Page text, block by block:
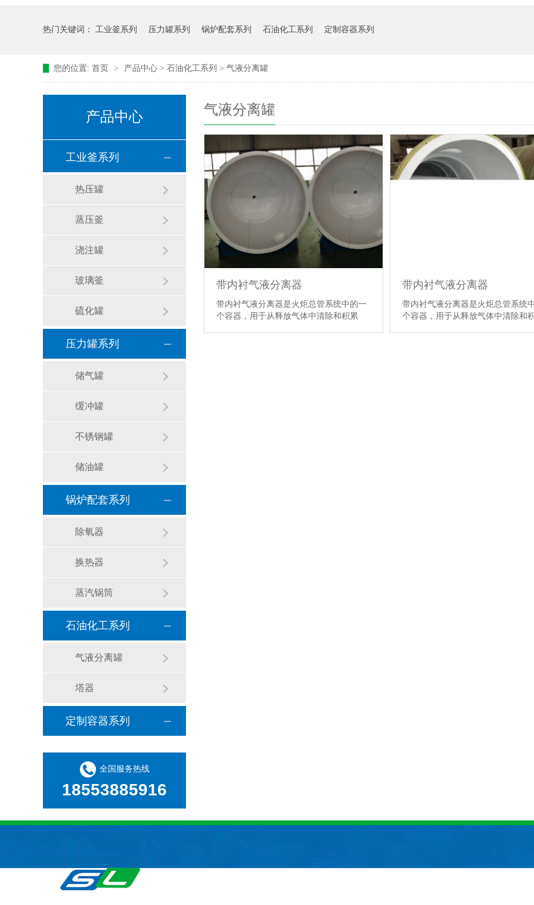
热门关键词： 工业釜系列 压力罐系列 锅炉配套系列 石油化工系列 定制容器系列
您的位置: 首页 > 产品中心 > 石油化工系列 > 气液分离罐
产品中心
工业釜系列
热压罐
蒸压釜
浇注罐
玻璃釜
硫化罐
压力罐系列
储气罐
缓冲罐
不锈钢罐
储油罐
锅炉配套系列
除氧器
换热器
蒸汽锅筒
石油化工系列
气液分离罐
塔器
定制容器系列
全国服务热线
18553885916
气液分离罐
带内衬气液分离器
带内衬气液分离器是火炬总管系统中的一
个容器，用于从释放气体中清除和积累
带内衬气液分离器
带内衬气液分离器是火炬总管系统
个容器，用于从释放气体中清除和